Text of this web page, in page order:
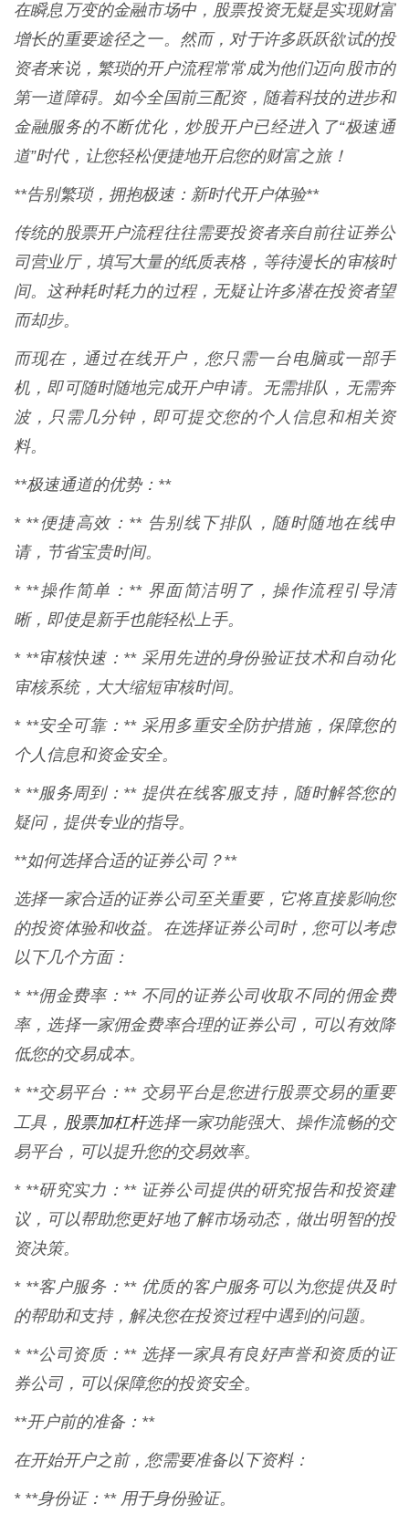
在瞬息万变的金融市场中，股票投资无疑是实现财富
增长的重要途径之一。然而，对于许多跃跃欲试的投
资者来说，繁琐的开户流程常常成为他们迈向股市的
第一道障碍。如今全国前三配资，随着科技的进步和
金融服务的不断优化，炒股开户已经进入了“极速通
道”时代，让您轻松便捷地开启您的财富之旅！
**告别繁琐，拥抱极速：新时代开户体验**
传统的股票开户流程往往需要投资者亲自前往证券公
司营业厅，填写大量的纸质表格，等待漫长的审核时
间。这种耗时耗力的过程，无疑让许多潜在投资者望
而却步。
而现在，通过在线开户，您只需一台电脑或一部手
机，即可随时随地完成开户申请。无需排队，无需奔
波，只需几分钟，即可提交您的个人信息和相关资
料。
**极速通道的优势：**
* **便捷高效：** 告别线下排队，随时随地在线申
请，节省宝贵时间。
* **操作简单：** 界面简洁明了，操作流程引导清
晰，即使是新手也能轻松上手。
* **审核快速：** 采用先进的身份验证技术和自动化
审核系统，大大缩短审核时间。
* **安全可靠：** 采用多重安全防护措施，保障您的
个人信息和资金安全。
* **服务周到：** 提供在线客服支持，随时解答您的
疑问，提供专业的指导。
**如何选择合适的证券公司？**
选择一家合适的证券公司至关重要，它将直接影响您
的投资体验和收益。在选择证券公司时，您可以考虑
以下几个方面：
* **佣金费率：** 不同的证券公司收取不同的佣金费
率，选择一家佣金费率合理的证券公司，可以有效降
低您的交易成本。
* **交易平台：** 交易平台是您进行股票交易的重要
工具， 股票加杠杆选择一家功能强大、操作流畅的交
易平台，可以提升您的交易效率。
* **研究实力：** 证券公司提供的研究报告和投资建
议，可以帮助您更好地了解市场动态，做出明智的投
资决策。
* **客户服务：** 优质的客户服务可以为您提供及时
的帮助和支持，解决您在投资过程中遇到的问题。
* **公司资质：** 选择一家具有良好声誉和资质的证
券公司，可以保障您的投资安全。
**开户前的准备：**
在开始开户之前，您需要准备以下资料：
* **身份证：** 用于身份验证。